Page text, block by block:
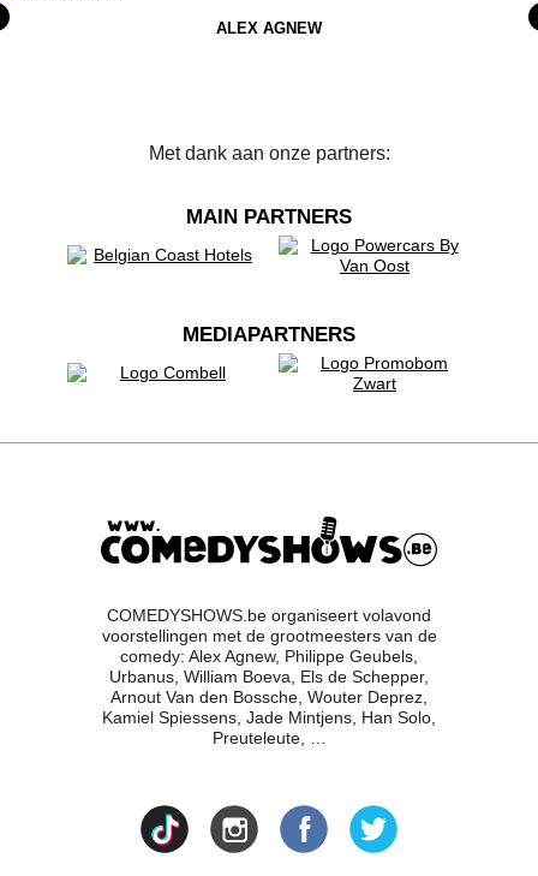
ALEX AGNEW
Met dank aan onze partners:
MAIN PARTNERS
MEDIAPARTNERS
COMEDYSHOWS.be organiseert volavond
voorstellingen met de grootmeesters van de
comedy: Alex Agnew, Philippe Geubels,
Urbanus, William Boeva, Els de Schepper,
Arnout Van den Bossche, Wouter Deprez,
Kamiel Spiessens, Jade Mintjens, Han Solo,
Preuteleute, …